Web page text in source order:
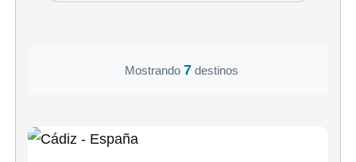
Mostrando 7 destinos